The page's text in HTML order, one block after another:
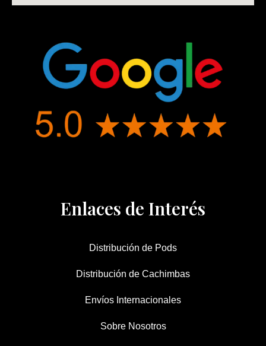
Enlaces de Interés
Distribución de Pods
Distribución de Cachimbas
Envíos Internacionales
Sobre Nosotros